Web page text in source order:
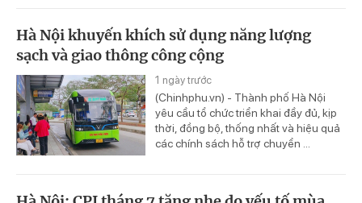
Hà Nội khuyến khích sử dụng năng lượng
sạch và giao thông công cộng
1 ngày trước
(Chinhphu.vn) - Thành phố Hà Nội
yêu cầu tổ chức triển khai đầy đủ, kịp
thời, đồng bộ, thống nhất và hiệu quả
các chính sách hỗ trợ chuyển ...